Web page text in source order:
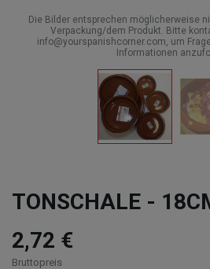
Die Bilder entsprechen möglicherweise
Verpackung/dem Produkt. Bitte
info@yourspanishcorner.com, um
Informationen
TONSCHALE -
2,72 €
Bruttopreis